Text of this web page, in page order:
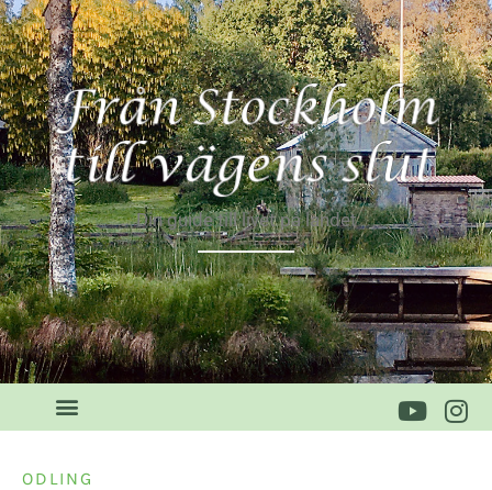
Din guide till livet på landet
ODLING